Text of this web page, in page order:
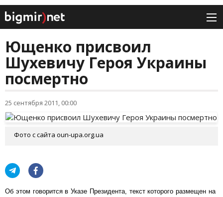
Ющенко присвоил
Шухевичу Героя Украины
посмертно
25 сентября 2011, 00:00
Фото с сайта oun-upa.org.ua
Об этом говорится в Указе Президента, текст которого размещен на